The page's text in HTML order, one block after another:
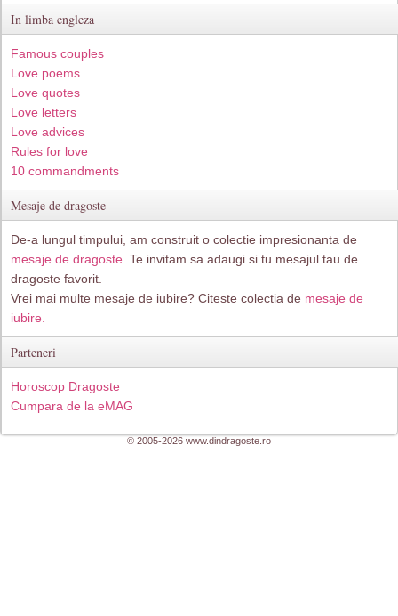
In limba engleza
Famous couples
Love poems
Love quotes
Love letters
Love advices
Rules for love
10 commandments
Mesaje de dragoste
De-a lungul timpului, am construit o colectie impresionanta de
mesaje de dragoste . Te invitam sa adaugi si tu mesajul tau de
dragoste favorit.
Vrei mai multe mesaje de iubire? Citeste colectia de mesaje de
iubire.
Parteneri
Horoscop Dragoste
Cumpara de la eMAG
© 2005-2026 www.dindragoste.ro